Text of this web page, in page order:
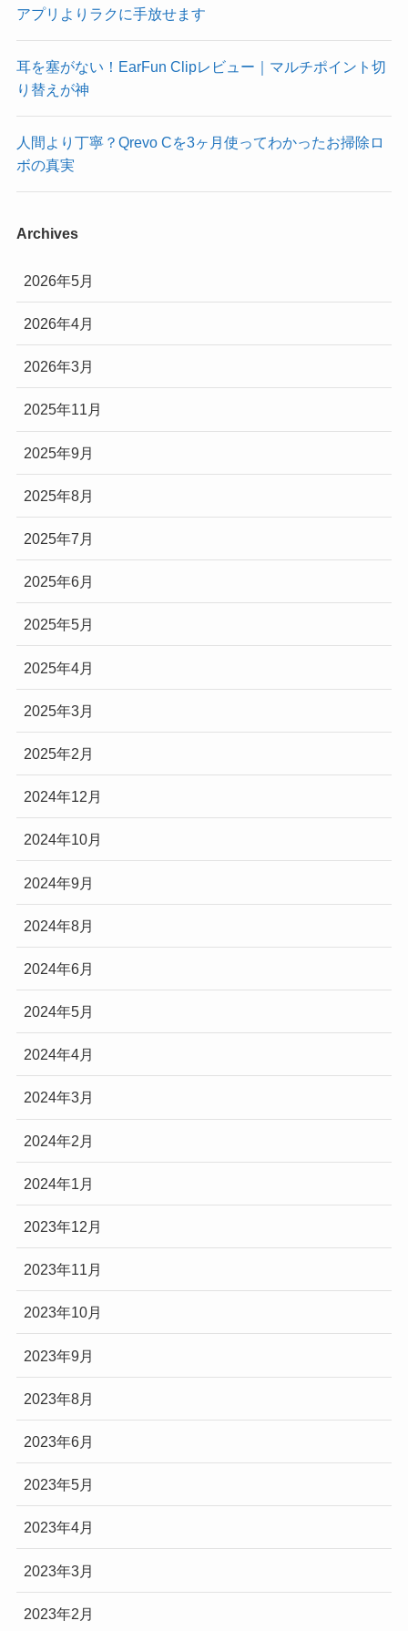
アプリよりラクに手放せます
耳を塞がない！EarFun Clipレビュー｜マルチポイント切
り替えが神
人間より丁寧？Qrevo Cを3ヶ月使ってわかったお掃除ロ
ボの真実
Archives
2026年5月
2026年4月
2026年3月
2025年11月
2025年9月
2025年8月
2025年7月
2025年6月
2025年5月
2025年4月
2025年3月
2025年2月
2024年12月
2024年10月
2024年9月
2024年8月
2024年6月
2024年5月
2024年4月
2024年3月
2024年2月
2024年1月
2023年12月
2023年11月
2023年10月
2023年9月
2023年8月
2023年6月
2023年5月
2023年4月
2023年3月
2023年2月